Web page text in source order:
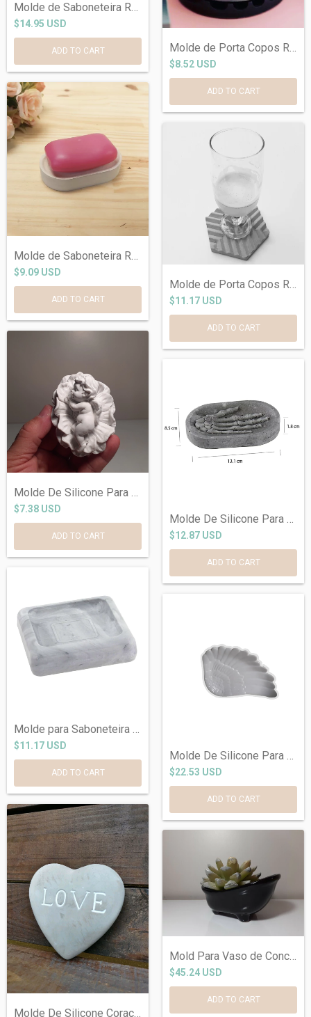
Molde de Saboneteira Ref-191
$14.95 USD
$8.52 USD
Molde de Saboneteira Ref-442
$9.09 USD
Molde de Porta Copos Ref-135
$11.17 USD
Molde De Silicone Para Anjo Ref 560
$7.38 USD
Molde De Silicone Para Vaso de Concreto...
$12.87 USD
Molde para Saboneteira Ref720
$11.17 USD
$22.53 USD
Molde De Silicone Coração G
Mold Para Vaso de Concreto Banheira.
$45.24 USD